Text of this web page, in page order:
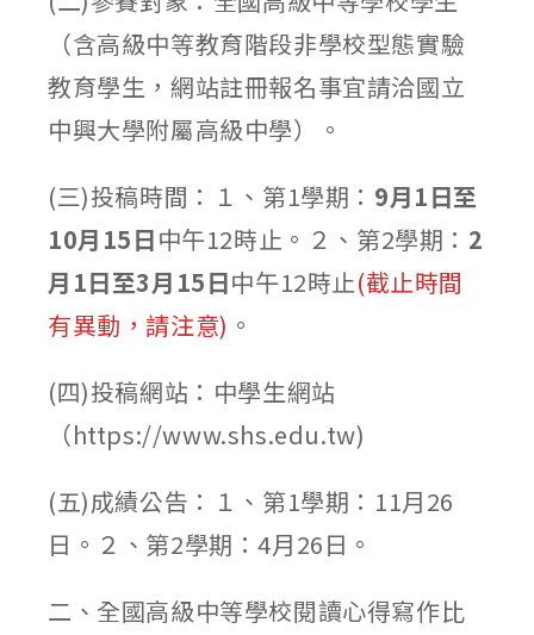
（含高級中等教育階段非學校型態實驗
教育學生，網站註冊報名事宜請洽國立
中興大學附屬高級中學）。
(三)投稿時間：１、第1學期： 9月1日至
10月15日中午12時止。２、第2學期： 2
月1日至3月15日中午12時止(截止時間
有異動，請注意) 。
(四)投稿網站：中學生網站
（https://www.shs.edu.tw)
(五)成績公告：１、第1學期：11月26
日。２、第2學期：4月26日。
二、全國高級中等學校閱讀心得寫作比